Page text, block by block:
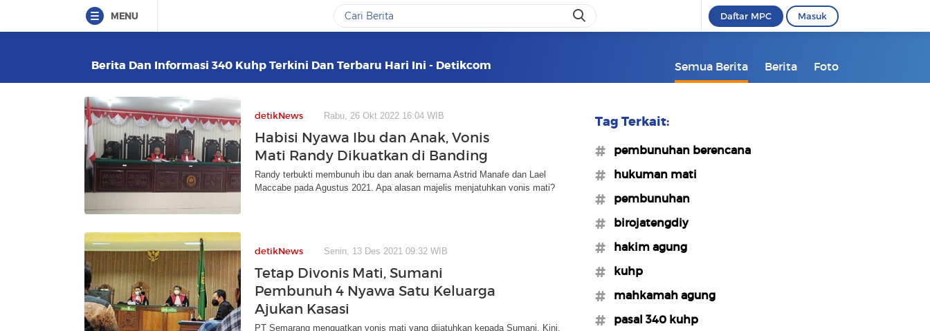
MENU Daftar MPC Masuk
Berita Dan Informasi 340 Kuhp Terkini Dan Terbaru Hari Ini - Detikcom Semua Berita Berita Foto
detikNews Rabu, 26 Okt 2022 16:04 WIB
Habisi Nyawa Ibu dan Anak, Vonis
Mati Randy Dikuatkan di Banding
Randy terbukti membunuh ibu dan anak bernama Astrid Manafe dan Lael
Maccabe pada Agustus 2021. Apa alasan majelis menjatuhkan vonis mati?
detikNews Senin, 13 Des 2021 09:32 WIB
Tetap Divonis Mati, Sumani
Pembunuh 4 Nyawa Satu Keluarga
Ajukan Kasasi
PT Semarang menguatkan vonis mati yang dijatuhkan kepada Sumani. Kini,
Tag Terkait:
#pembunuhan berencana
#hukuman mati
#pembunuhan
#birojatengdiy
#hakim agung
#kuhp
#mahkamah agung
#pasal 340 kuhp